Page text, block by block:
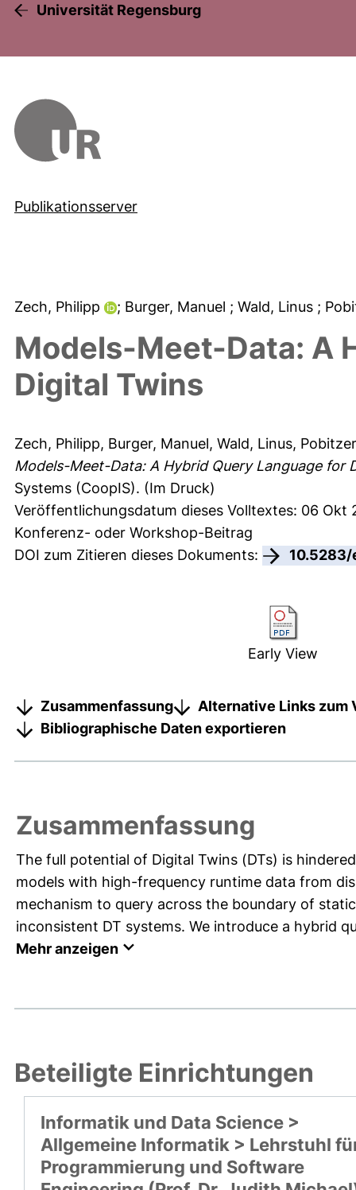
Universität Regensburg
Publikationsserver
Zech, Philipp ; Burger, Manuel ; Wald, Linus ;
Models-Meet-Data: A
Digital Twins
Zech, Philipp, Burger, Manuel, Wald, Linus,
Models-Meet-Data: A Hybrid Query Language for
Systems (CoopIS). (Im Druck)
Veröffentlichungsdatum dieses Volltextes: 06 Okt
Konferenz- oder Workshop-Beitrag
DOI zum Zitieren dieses Dokuments:
10.5283/
Early View
Zusammenfassung
Alternative Links zum
Bibliographische Daten exportieren
Zusammenfassung
The full potential of Digital Twins (DTs) is
models with high-frequency runtime data from
mechanism to query across the boundary of
inconsistent DT systems. We introduce a hybrid
Mehr anzeigen
Beteiligte Einrichtungen
Informatik und Data Science >
Allgemeine Informatik > Lehrstuhl
Programmierung und Software